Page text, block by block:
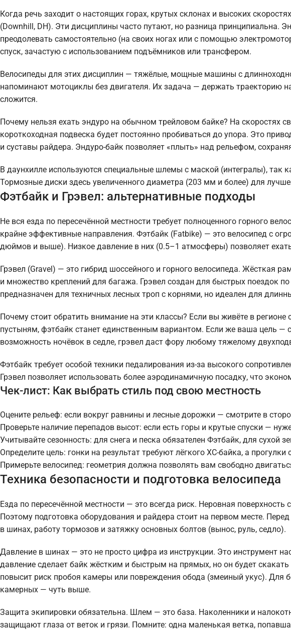
Когда речь заходит о настоящих горах, крутых склонах и высоких
(Downhill, DH). Эти дисциплины часто путают, но разница принципиальна.
преодолевать самостоятельно (на своих ногах или с помощью
спуск, зачастую с использованием подъёмников или трансфером.
Велосипеды для этих дисциплин — тяжёлые, мощные машины с
напоминают мотоциклы без двигателя. Их задача — держать траекторию
сложится.
Почему нельзя ехать эндуро на обычном трейловом байке? На скоростях
короткоходная подвеска будет постоянно пробиваться до упора. Это
и суставы райдера. Эндуро-байк позволяет «плыть» над рельефом,
В даунхилле используются специальные шлемы с маской (интегралы), так
Тормозные диски здесь увеличенного диаметра (203 мм и более) для
Фэтбайк и Грэвел: альтернативные подходы
Не вся езда по пересечённой местности требует полноценного горного
крайне эффективные направления. Фэтбайк (Fatbike) — это велосипед с
дюймов и выше). Низкое давление в них (0.5–1 атмосферы) позволяет
Грэвел (Gravel) — это гибрид шоссейного и горного велосипеда. Жёсткая
и множество креплений для багажа. Грэвел создан для быстрых поездок
предназначен для техничных лесных троп с корнями, но идеален для
Почему стоит обратить внимание на эти классы? Если вы живёте в
пустыням, фэтбайк станет единственным вариантом. Если же ваша цель —
возможность ночёвок в седле, грэвел даст фору любому тяжелому
Фэтбайк требует особой техники педалирования из-за высокого
Грэвел позволяет использовать более аэродинамичную посадку, что
Чек-лист: Как выбрать стиль под свою местность
Оцените рельеф: если вокруг равнины и лесные дорожки — смотрите в
Проверьте наличие перепадов высот: если есть горы и крутые спуски —
Учитывайте сезонность: для снега и песка обязателен Фэтбайк, для сухой
Определите цель: гонки на результат требуют лёгкого XC-байка, а
Примерьте велосипед: геометрия должна позволять вам свободно
Техника безопасности и подготовка велосипеда
Езда по пересечённой местности — это всегда риск. Неровная
Поэтому подготовка оборудования и райдера стоит на первом месте.
в шинах, работу тормозов и затяжку основных болтов (вынос, руль, седло).
Давление в шинах — это не просто цифра из инструкции. Это инструмент
давление сделает байк жёстким и быстрым на прямых, но он будет
повысит риск пробоя камеры или повреждения обода (змеиный укус).
камерных — чуть выше.
Защита экипировки обязательна. Шлем — это база. Наколенники и
защищают глаза от веток и грязи. Помните: одна маленькая ветка,